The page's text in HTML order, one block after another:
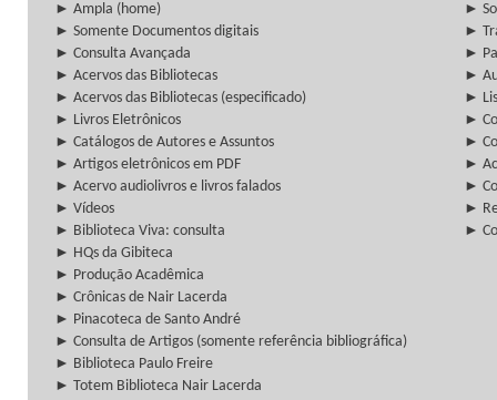
► Ampla (home)
►
► Somente Documentos digitais
►
► Consulta Avançada
►
► Acervos das Bibliotecas
►
► Acervos das Bibliotecas (especificado)
►
► Livros Eletrônicos
►
► Catálogos de Autores e Assuntos
►
► Artigos eletrônicos em PDF
►
► Acervo audiolivros e livros falados
►
► Vídeos
►
► Biblioteca Viva: consulta
►
► HQs da Gibiteca
► Produção Acadêmica
► Crônicas de Nair Lacerda
► Pinacoteca de Santo André
► Consulta de Artigos (somente referência bibliográfica)
► Biblioteca Paulo Freire
► Totem Biblioteca Nair Lacerda